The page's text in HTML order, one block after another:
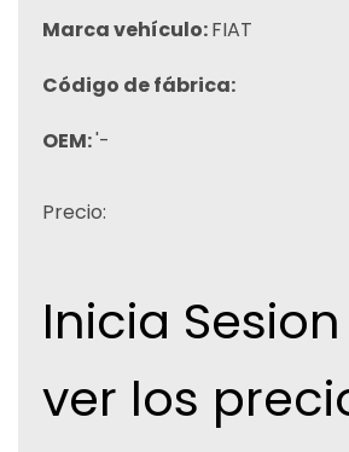
Marca vehículo:FIAT
Código de fábrica:
OEM:'-
Precio:
Inicia
ver los